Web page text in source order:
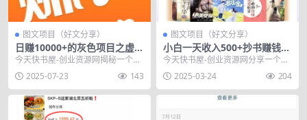
图文项目（好文分享）
日赚10000+的灰色项目之虚拟
资料捞钱
今天快书屋-创业资源网揭秘一个日
赚10000+的灰色项目之虚拟资料捞
钱，贪小便宜...
2025-07-23 143
图文项目（好文分享）
小白一天收入500+抄书赚钱副
业项目
今天快书屋-创业资源网分享一个小
白一天收入500+抄书赚钱副业项
目，没错就是通过...
2025-03-24 204